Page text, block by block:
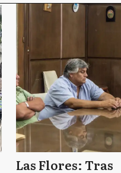
Las Flores: Tras